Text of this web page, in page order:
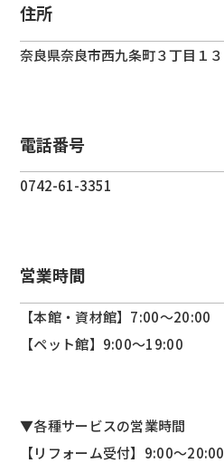
住所
奈良県奈良市西九条町３丁目１３
電話番号
0742-61-3351
営業時間
【本館・資材館】7:00～20:00
【ペット館】9:00～19:00
▼各種サービスの営業時間
【リフォーム受付】9:00～20:00